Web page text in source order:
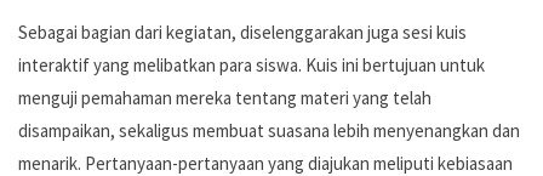
Sebagai bagian dari kegiatan, diselenggarakan juga sesi kuis
interaktif yang melibatkan para siswa. Kuis ini bertujuan untuk
menguji pemahaman mereka tentang materi yang telah
disampaikan, sekaligus membuat suasana lebih menyenangkan dan
menarik. Pertanyaan-pertanyaan yang diajukan meliputi kebiasaan